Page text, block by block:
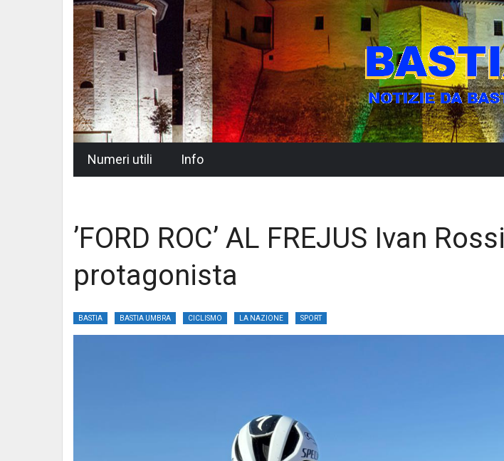
Numeri utili Info
’FORD ROC’ AL FREJUS Ivan Rossi
protagonista
BASTIA BASTIA UMBRA CICLISMO LA NAZIONE SPORT